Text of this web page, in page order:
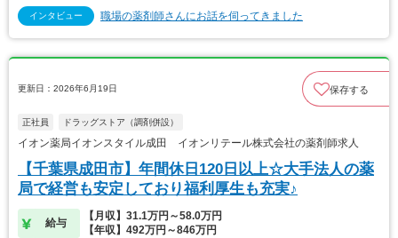
インタビュー 職場の薬剤師さんにお話を伺ってきました
更新日：2026年6月19日 保存する
正社員 ドラッグストア（調剤併設）
イオン薬局イオンスタイル成田 イオンリテール株式会社の薬剤師求人
【千葉県成田市】年間休日120日以上☆大手法人の薬
局で経営も安定しており福利厚生も充実♪
給与
【月収】31.1万円～58.0万円
【年収】492万円～846万円